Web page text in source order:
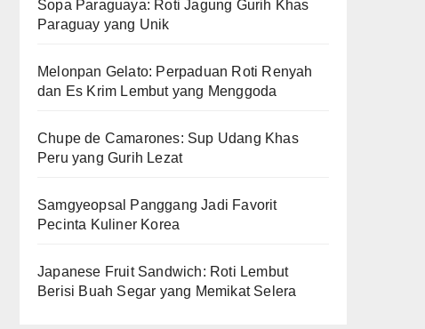
Sopa Paraguaya: Roti Jagung Gurih Khas
Paraguay yang Unik
Melonpan Gelato: Perpaduan Roti Renyah
dan Es Krim Lembut yang Menggoda
Chupe de Camarones: Sup Udang Khas
Peru yang Gurih Lezat
Samgyeopsal Panggang Jadi Favorit
Pecinta Kuliner Korea
Japanese Fruit Sandwich: Roti Lembut
Berisi Buah Segar yang Memikat Selera